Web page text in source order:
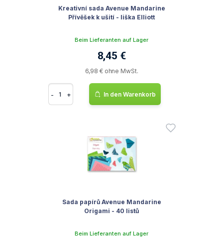
Kreativní sada Avenue Mandarine
Přívěšek k ušití - liška Elliott
Beim Lieferanten auf Lager
8,45 €
6,98 € ohne MwSt.
- + In den Warenkorb
Sada papírů Avenue Mandarine
Origami - 40 listů
Beim Lieferanten auf Lager